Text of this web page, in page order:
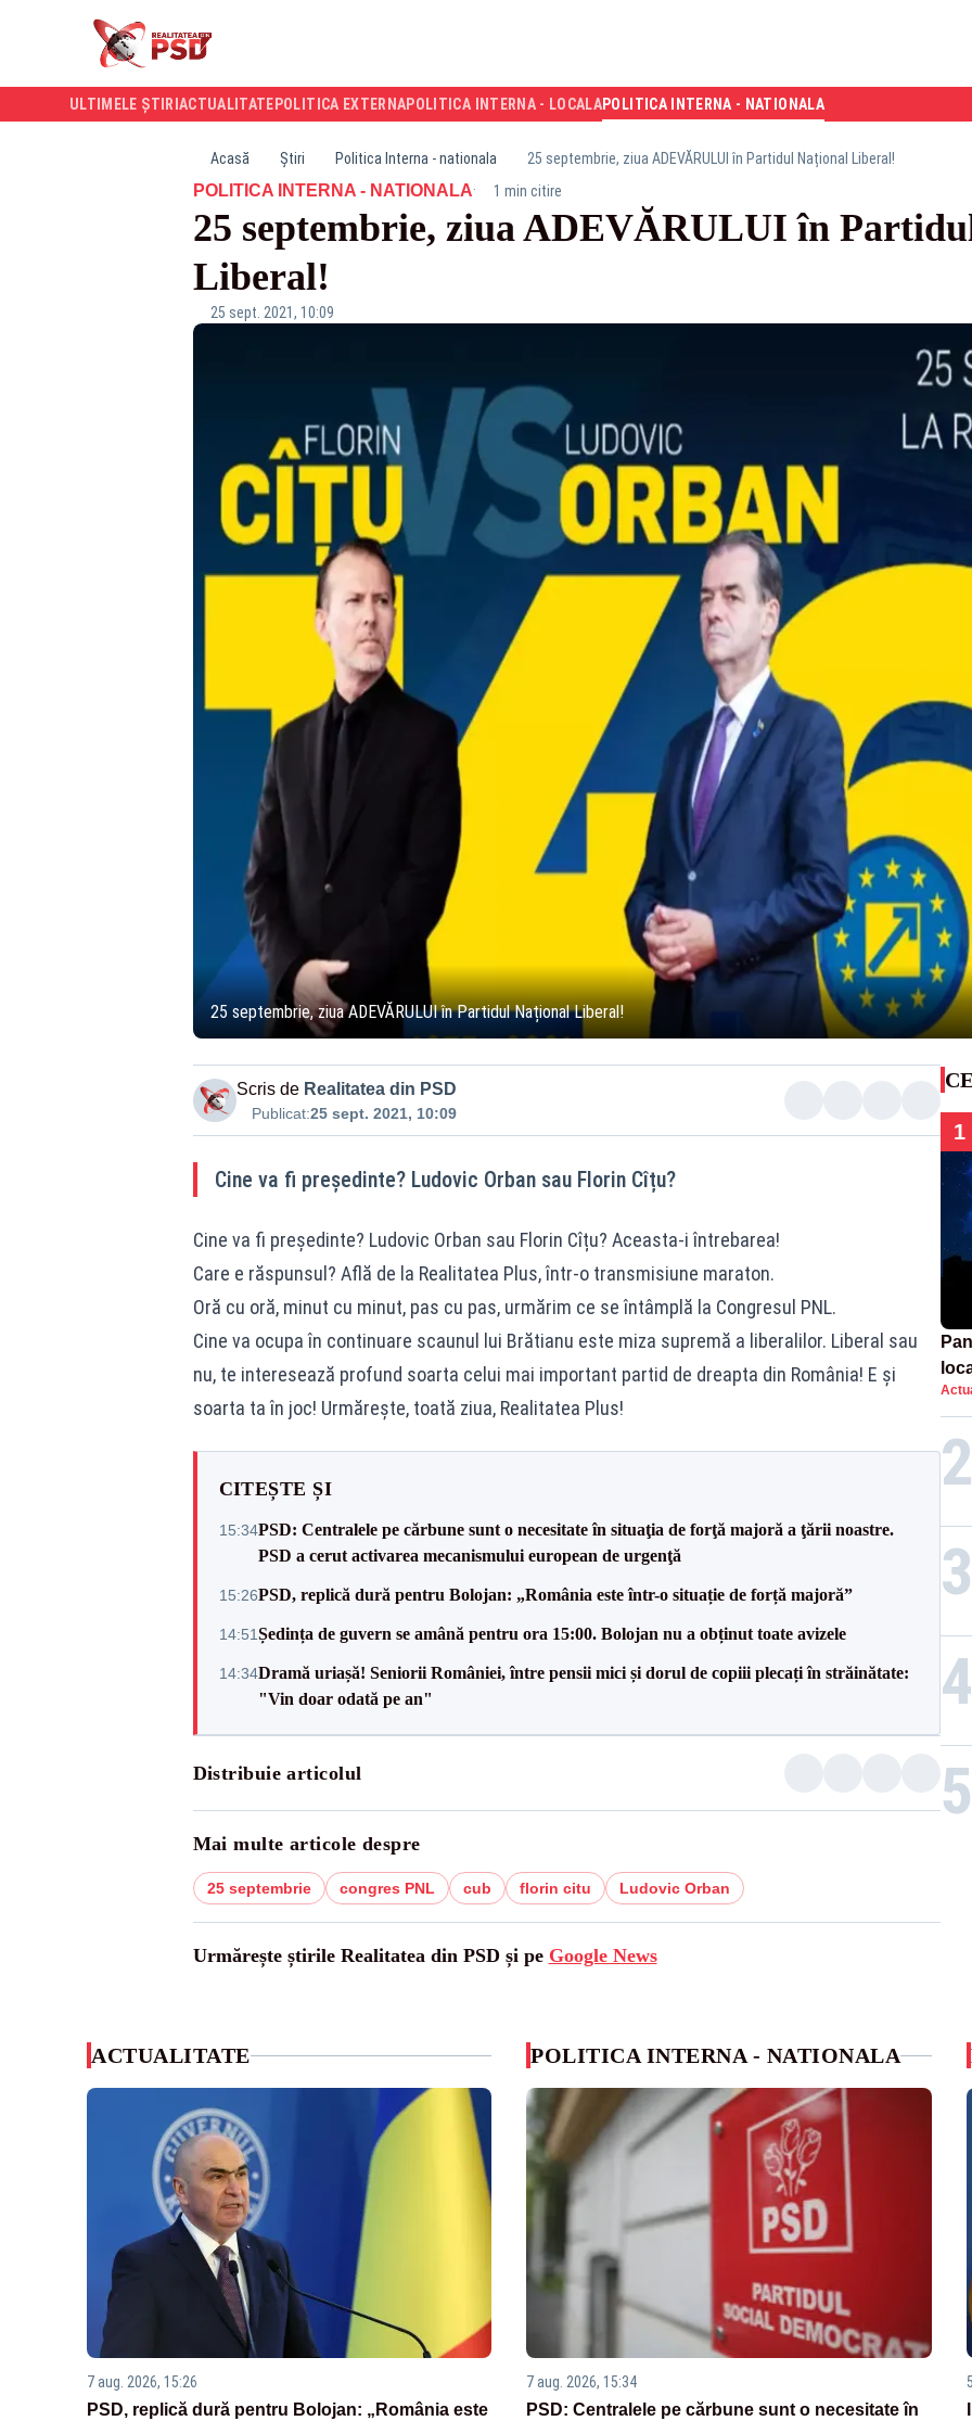
ULTIMELE ȘTIRI ACTUALITATE POLITICA EXTERNAPOLITICA INTERNA - LOCALAPOLITICA INTERNA - NATIONALA
Acasă Știri Politica Interna - nationala 25 septembrie, ziua ADEVĂRULUI în Partidul Național Liberal!
POLITICA INTERNA - NATIONALA· 1 min citire
25 septembrie, ziua ADEVĂRULUI în
Liberal!
25 sept. 2021, 10:09
25 septembrie, ziua ADEVĂRULUI în Partidul Național Liberal!
Scris de Realitatea din PSD
Publicat:25 sept. 2021, 10:09
Cine va fi președinte? Ludovic Orban sau Florin Cîțu?
Cine va fi președinte? Ludovic Orban sau Florin Cîțu? Aceasta-i întrebarea!
Care e răspunsul? Află de la Realitatea Plus, într-o transmisiune maraton.
Oră cu oră, minut cu minut, pas cu pas, urmărim ce se întâmplă la Congresul PNL.
Cine va ocupa în continuare scaunul lui Brătianu este miza supremă a liberalilor. Liberal sau
nu, te interesează profund soarta celui mai important partid de dreapta din România! E și
soarta ta în joc! Urmărește, toată ziua, Realitatea Plus!
CITEȘTE ȘI
15:34PSD: Centralele pe cărbune sunt o necesitate în situaţia de forţă majoră a ţării noastre.
PSD a cerut activarea mecanismului european de urgenţă
15:26PSD, replică dură pentru Bolojan: „România este într-o situație de forță majoră”
14:51Ședința de guvern se amână pentru ora 15:00. Bolojan nu a obținut toate avizele
14:34Dramă uriașă! Seniorii României, între pensii mici și dorul de copiii plecați în străinătate:
"Vin doar odată pe an"
Distribuie articolul
Mai multe articole despre
25 septembrie congres PNL cub florin citu Ludovic Orban
Urmărește știrile Realitatea din PSD și pe Google News
1
2
3
4
5
ACTUALITATE
7 aug. 2026, 15:26
PSD, replică dură pentru Bolojan: „România este
POLITICA INTERNA - NATIONALA
7 aug. 2026, 15:34
PSD: Centralele pe cărbune sunt o necesitate în